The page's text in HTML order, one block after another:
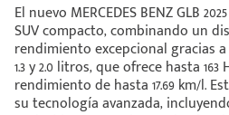
El nuevo MERCEDES BENZ GLB
SUV compacto, combinando un
rendimiento excepcional gracias
1.3 y 2.0 litros, que ofrece hasta
rendimiento de hasta 17.69 km/l.
su tecnología avanzada,